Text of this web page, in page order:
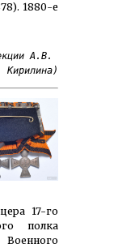
1880-е
А.В.
Кирилина)
17-го
полка